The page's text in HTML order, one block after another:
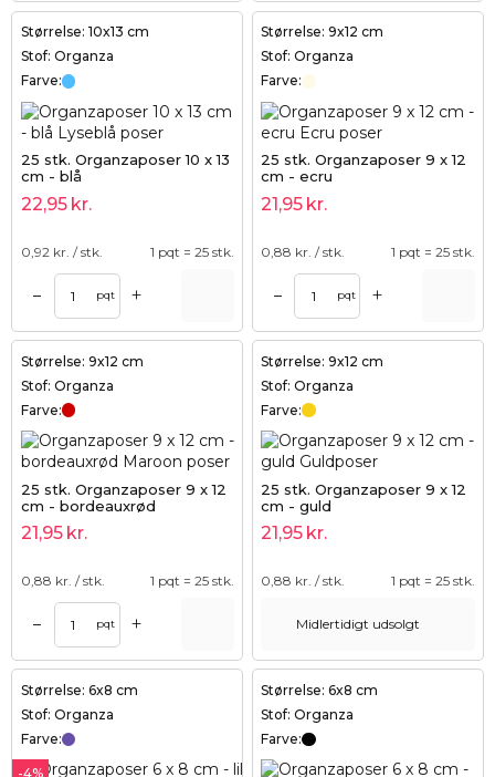
Størrelse: 10x13 cm
Stof: Organza
Farve:
25 stk. Organzaposer 10 x 13
cm - blå
22,95 kr.
0,92 kr. / stk. 1 pqt = 25 stk.
– pqt +
Størrelse: 9x12 cm
Stof: Organza
Farve:
25 stk. Organzaposer 9 x 12
cm - ecru
21,95 kr.
0,88 kr. / stk. 1 pqt = 25 stk.
– pqt +
Størrelse: 9x12 cm
Stof: Organza
Farve:
25 stk. Organzaposer 9 x 12
cm - bordeauxrød
21,95 kr.
0,88 kr. / stk. 1 pqt = 25 stk.
– pqt +
Størrelse: 9x12 cm
Stof: Organza
Farve:
25 stk. Organzaposer 9 x 12
cm - guld
21,95 kr.
0,88 kr. / stk. 1 pqt = 25 stk.
Midlertidigt udsolgt
Størrelse: 6x8 cm
Stof: Organza
Farve:
-4%
Størrelse: 6x8 cm
Stof: Organza
Farve: